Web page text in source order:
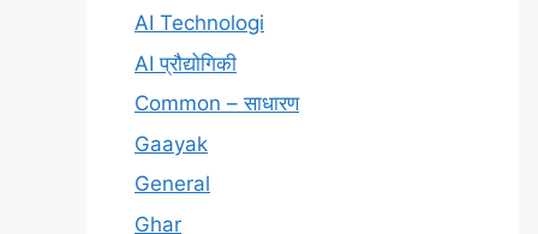
AI Technologi
AI प्रौद्योगिकी
Common – साधारण
Gaayak
General
Ghar